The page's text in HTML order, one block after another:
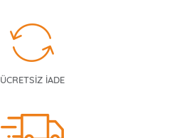
ÜCRETSİZ İADE